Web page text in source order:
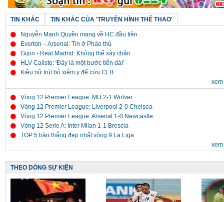
TIN KHÁC TIN KHÁC CỦA 'TRUYỀN HÌNH THỂ THAO'
Nguyễn Mạnh Quyền mang về HC đầu tiên
Everton – Arsenal: Tin ở Pháo thủ
Gijon - Real Madrid: Không thể xảy chân
HLV Calisto: 'Đây là một bước tiến dài'
Kiều nữ trút bỏ xiêm y để cứu CLB
Vòng 12 Premier League: MU 2-1 Wolver
Vòng 12 Premier League: Liverpool 2-0 Chelsea
Vòng 12 Premier League: Arsenal 1-0 Newcastle
Vòng 12 Serie A: Inter Milan 1-1 Brescia
TOP 5 bàn thắng đẹp nhất vòng 9 La Liga
THEO DÒNG SỰ KIỆN